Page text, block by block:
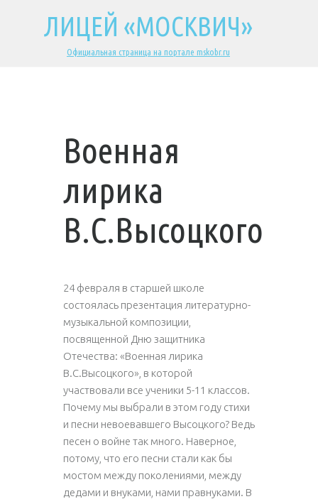
ЛИЦЕЙ «МОСКВИЧ»
Официальная страница на портале mskobr.ru
Военная
лирика
В.С.Высоцкого
24 февраля в старшей школе
состоялась презентация литературно-
музыкальной композиции,
посвященной Дню защитника
Отечества: «Военная лирика
В.С.Высоцкого», в которой
участвовали все ученики 5-11 классов.
Почему мы выбрали в этом году стихи
и песни невоевавшего Высоцкого? Ведь
песен о войне так много. Наверное,
потому, что его песни стали как бы
мостом между поколениями, между
дедами и внуками, нами правнуками. В